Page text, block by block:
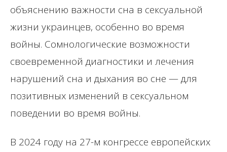
объяснению важности сна в сексуальной
жизни украинцев, особенно во время
войны. Сомнологические возможности
своевременной диагностики и лечения
нарушений сна и дыхания во сне — для
позитивных изменений в сексуальном
поведении во время войны.
В 2024 году на 27-м конгрессе европейских